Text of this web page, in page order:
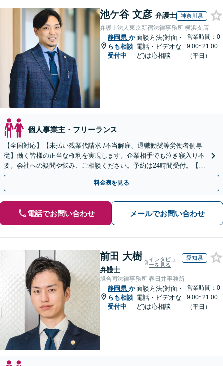
池ケ谷 文彦 弁護士 神奈川県
弁護士法人東京新宿法律事務所 横浜支店
静岡県 か
らも相談
受付中
面談方法(対面・
電話・ビデオな
ど)は応相談
営業時間：0
9:00~21:00
（平日）
個人事業主・フリーランス
【全国対応】【未払い残業代請求 /不当解雇、退職勧奨等労働者側専
従】働く皆様の正当な権利を実現します。企業相手でも泣き寝入り不
要。会社への疑問や悩み、ご相談ください。予約は24時間受付。【初
回面談無料】【夜間・休日対応可】
料金表を見る
電話でお問い合わせ メールでお問い合わせ
前田 大樹
弁護士
インタビュ
ーを見る
愛知県
旭合同法律事務所 春日井事務所
静岡県 か
らも相談
受付中
面談方法(対面・
電話・ビデオな
ど)は応相談
営業時間：0
9:00~21:00
（平日）